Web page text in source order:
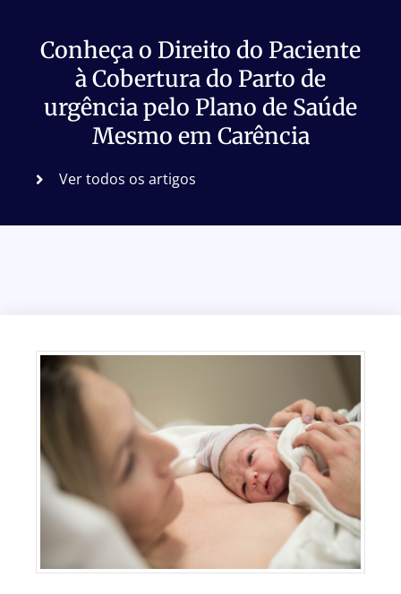
Conheça o Direito do Paciente
à Cobertura do Parto de
urgência pelo Plano de Saúde
Mesmo em Carência
Ver todos os artigos